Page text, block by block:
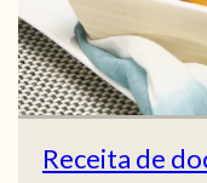
Receita de